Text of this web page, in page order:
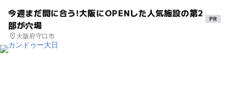
今週まだ間に合う!大阪にOPENした人気施設の第2
部が穴場
大阪府守口市